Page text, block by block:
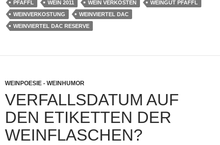
PFAFFL WEIN 2011 WEIN VERKOSTEN
WEINGUT PFAFFL
WEINVERKOSTUNG
WEINVIERTEL DAC
WEINVIERTEL DAC RESERVE
WEINPOESIE - WEINHUMOR
VERFALLSDATUM AUF
DEN ETIKETTEN DER
WEINFLASCHEN?